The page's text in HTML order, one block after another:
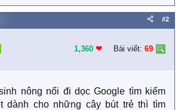
#2
1,360 ❤︎ Bài viết: 69
nông nổi đi dọc Google tìm kiếm
dành cho những cây bút trẻ thì tìm